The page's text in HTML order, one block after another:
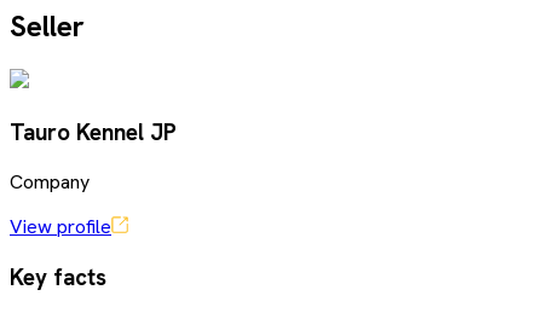
Seller
Tauro Kennel JP
Company
View profile
Key facts